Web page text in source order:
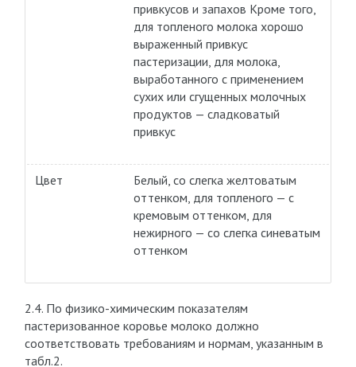
привкусов и запахов Кроме того,
для топленого молока хорошо
выраженный привкус
пастеризации, для молока,
выработанного с применением
сухих или сгущенных молочных
продуктов — сладковатый
привкус
Цвет
Белый, со слегка желтоватым
оттенком, для топленого — с
кремовым оттенком, для
нежирного — со слегка синеватым
оттенком
2.4. По физико-химическим показателям
пастеризованное коровье молоко должно
соответствовать требованиям и нормам, указанным в
табл.2.